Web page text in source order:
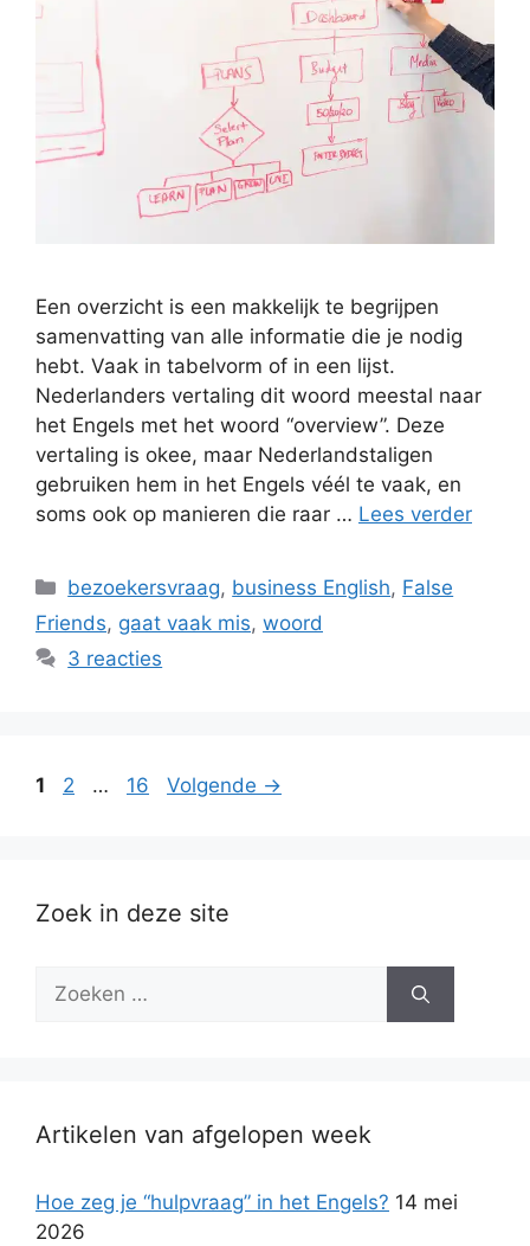
Een overzicht is een makkelijk te begrijpen
samenvatting van alle informatie die je nodig
hebt. Vaak in tabelvorm of in een lijst.
Nederlanders vertaling dit woord meestal naar
het Engels met het woord “overview”. Deze
vertaling is okee, maar Nederlandstaligen
gebruiken hem in het Engels véél te vaak, en
soms ook op manieren die raar … Lees verder
Categorieën
bezoekersvraag, business English, False
Friends, gaat vaak mis, woord
3 reacties
Pagina
1 Pagina
2 … Pagina
16 Volgende →
Zoek in deze site
Zoek
Artikelen van afgelopen week
Hoe zeg je “hulpvraag” in het Engels? 14 mei
2026